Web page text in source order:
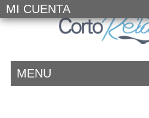
MI CUENTA
MENU